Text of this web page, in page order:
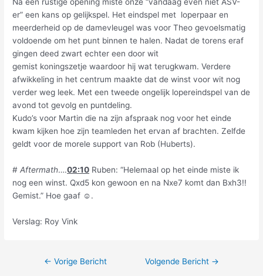
er” een kans op gelijkspel. Het eindspel met loperpaar en
meerderheid op de damevleugel was voor Theo gevoelsmatig
voldoende om het punt binnen te halen. Nadat de torens eraf
gingen deed zwart echter een door wit
gemist koningszetje waardoor hij wat terugkwam. Verdere
afwikkeling in het centrum maakte dat de winst voor wit nog
verder weg leek. Met een tweede ongelijk lopereindspel van de
avond tot gevolg en puntdeling.
Kudo’s voor Martin die na zijn afspraak nog voor het einde
kwam kijken hoe zijn teamleden het ervan af brachten. Zelfde
geldt voor de morele support van Rob (Huberts).
#Aftermath….02:10 Ruben: “Helemaal op het einde miste ik
nog een winst. Qxd5 kon gewoon en na Nxe7 komt dan Bxh3!!
Gemist.” Hoe gaaf ☺.
Verslag: Roy Vink
← Vorige Bericht Volgende Bericht →